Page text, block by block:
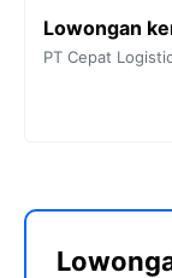
Lowongan
PT Cepat